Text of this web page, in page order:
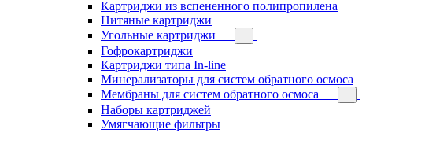
Картриджи из вспененного полипропилена
Нитяные картриджи
Угольные картриджи
Гофрокартриджи
Картриджи типа In-line
Минерализаторы для систем обратного осмоса
Мембраны для систем обратного осмоса
Наборы картриджей
Умягчающие фильтры